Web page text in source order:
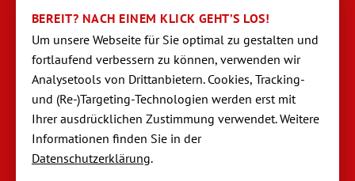
Büro Stendal
Westwall 18
39576 Stendal
03931 520944-0
stendal@dornseifer-personal.de
BEREIT? NACH EINEM KLICK GEHT’S LOS!
Um unsere Webseite für Sie optimal zu gestalten und
fortlaufend verbessern zu können, verwen­den wir
Analysetools von Dritt­anbietern. Cookies, Tracking-
und (Re-)Targeting-Techno­logien werden erst mit
Ihrer ausdrücklichen Zustimmung verwendet. Weitere
Informationen finden Sie in der
Datenschutzerklärung.